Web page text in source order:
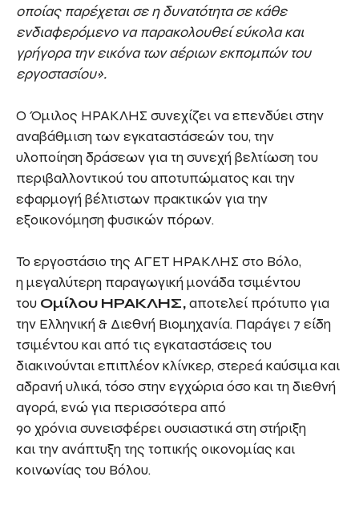
οποίας παρέχεται σε η δυνατότητασε κάθε
ενδιαφερόμενο να παρακολουθεί εύκολα και
γρήγορα την εικόνα των αέριων εκπομπών του
εργοστασίου».
Ο Όμιλος ΗΡΑΚΛΗΣ συνεχίζει να επενδύει στην
αναβάθμιση των εγκαταστάσεών του, την
υλοποίηση δράσεων για τη συνεχή βελτίωση του
περιβαλλοντικού του αποτυπώματος και την
εφαρμογή βέλτιστων πρακτικών για την
εξοικονόμηση φυσικών πόρων.
Το εργοστάσιο της ΑΓΕΤ ΗΡΑΚΛΗΣ στο Βόλο,
η μεγαλύτερη παραγωγική μονάδα τσιμέντου
του Ομίλου ΗΡΑΚΛΗΣ,αποτελεί πρότυπο για
την Ελληνική & Διεθνή Βιομηχανία. Παράγει 7 είδη
τσιμέντου και από τις εγκαταστάσεις του
διακινούνται επιπλέον κλίνκερ, στερεά καύσιμα και
αδρανή υλικά, τόσο στην εγχώρια όσο και τη διεθνή
αγορά, ενώ για περισσότερα από
90 χρόνια συνεισφέρει ουσιαστικά στη στήριξη
και την ανάπτυξη της τοπικής οικονομίας και
κοινωνίας του Βόλου.